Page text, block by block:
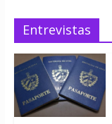
Entrevistas